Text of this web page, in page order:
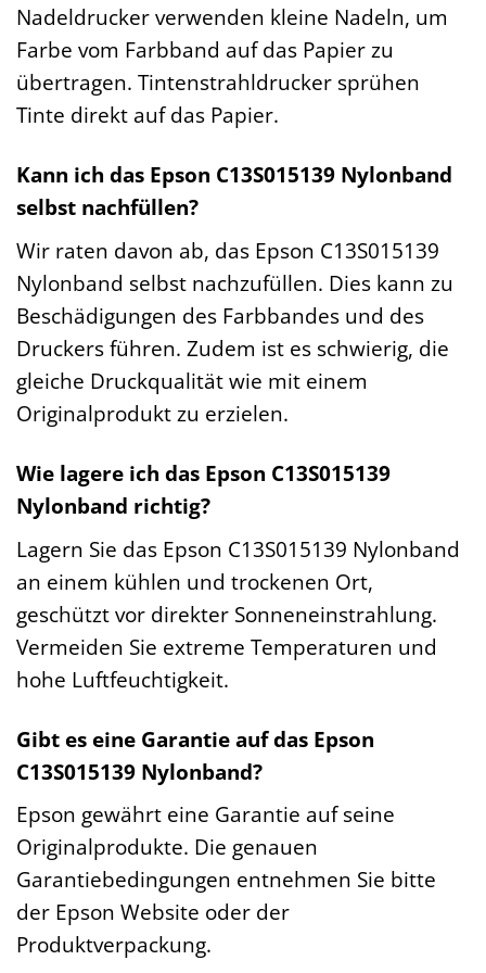
Nadeldrucker verwenden kleine Nadeln, um
Farbe vom Farbband auf das Papier zu
übertragen. Tintenstrahldrucker sprühen
Tinte direkt auf das Papier.
Kann ich das Epson C13S015139 Nylonband
selbst nachfüllen?
Wir raten davon ab, das Epson C13S015139
Nylonband selbst nachzufüllen. Dies kann zu
Beschädigungen des Farbbandes und des
Druckers führen. Zudem ist es schwierig, die
gleiche Druckqualität wie mit einem
Originalprodukt zu erzielen.
Wie lagere ich das Epson C13S015139
Nylonband richtig?
Lagern Sie das Epson C13S015139 Nylonband
an einem kühlen und trockenen Ort,
geschützt vor direkter Sonneneinstrahlung.
Vermeiden Sie extreme Temperaturen und
hohe Luftfeuchtigkeit.
Gibt es eine Garantie auf das Epson
C13S015139 Nylonband?
Epson gewährt eine Garantie auf seine
Originalprodukte. Die genauen
Garantiebedingungen entnehmen Sie bitte
der Epson Website oder der
Produktverpackung.